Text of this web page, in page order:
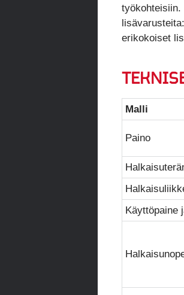
työkohteisiin.
erikokoiset
Malli
Paino
Käyttöpaine